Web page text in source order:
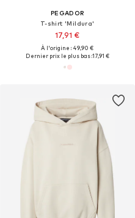
PEGADOR
T-shirt 'Mildura'
17,91 €
À l'origine : 49,90 €
Dernier prix le plus bas :17,91 €